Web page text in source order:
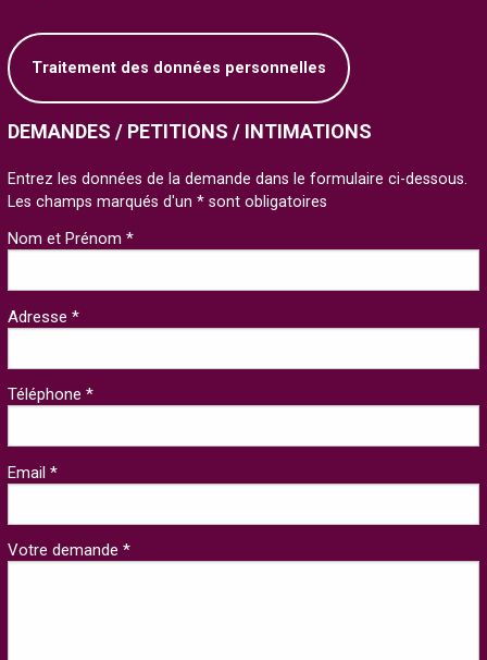
Traitement des données personnelles
DEMANDES / PETITIONS / INTIMATIONS
Entrez les données de la demande dans le formulaire ci-dessous.
Les champs marqués d'un * sont obligatoires
Nom et Prénom *
Adresse *
Téléphone *
Email *
Votre demande *